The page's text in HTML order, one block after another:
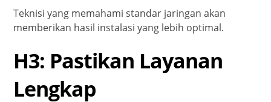
Teknisi yang memahami standar jaringan akan
memberikan hasil instalasi yang lebih optimal.
H3: Pastikan Layanan
Lengkap